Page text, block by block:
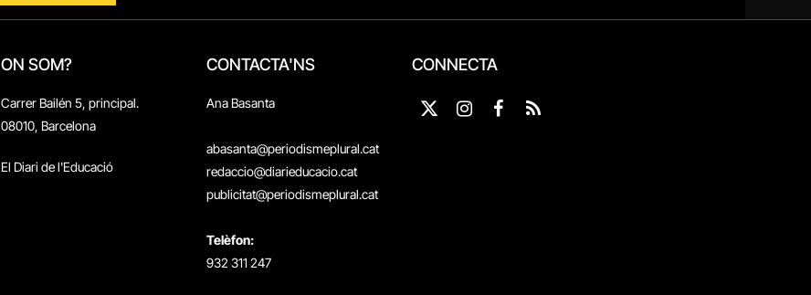
ON SOM?
Carrer Bailén 5, principal.
08010, Barcelona
El Diari de l'Educació
CONTACTA'NS
Ana Basanta
abasanta@periodismeplural.cat
redaccio@diarieducacio.cat
publicitat@periodismeplural.cat
Telèfon:
932 311 247
CONNECTA
X
InstagramFacebook
RSS